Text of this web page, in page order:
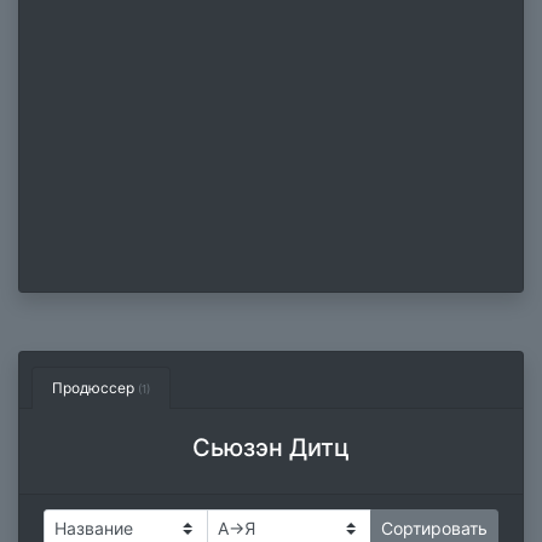
Продюссер (1)
Сьюзэн Дитц